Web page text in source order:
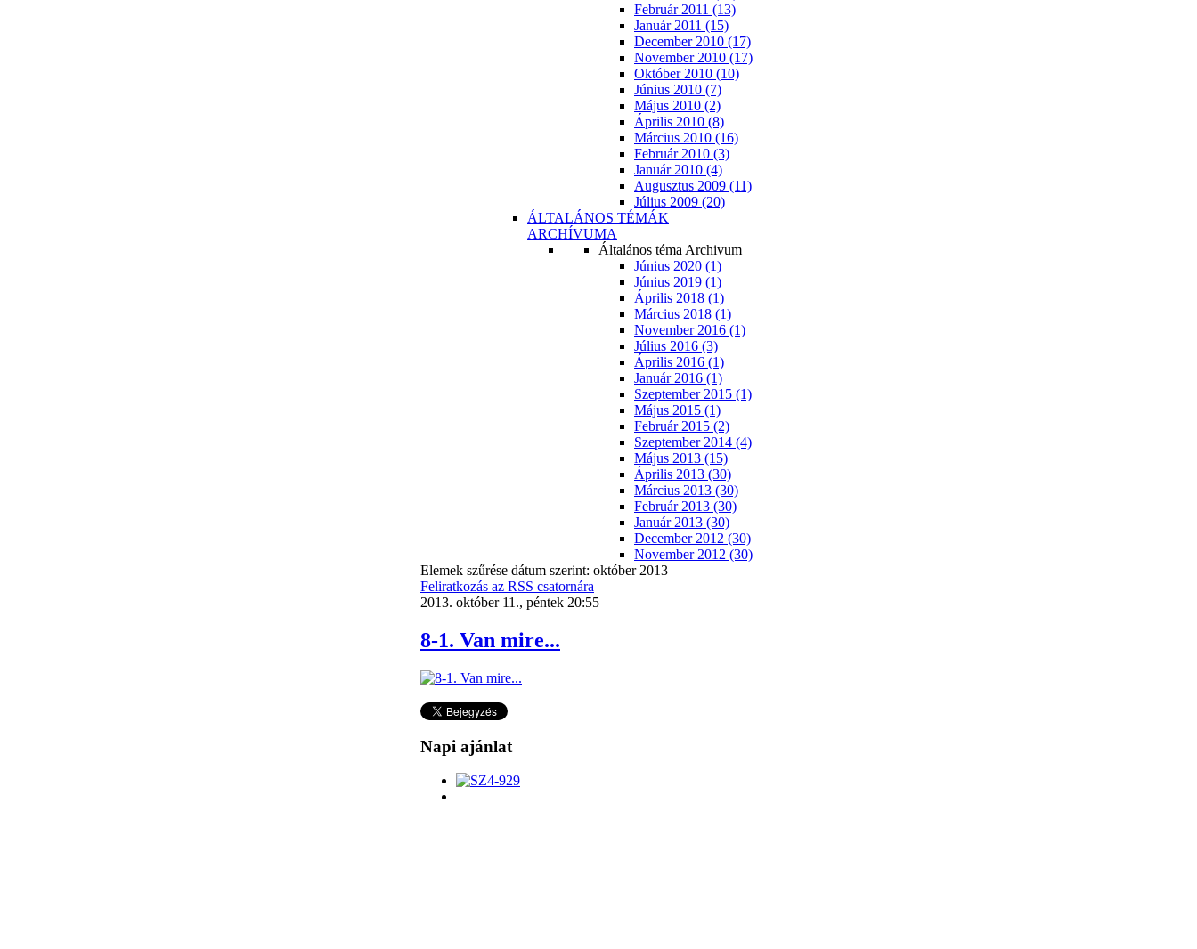
Február 2011 (13)
Január 2011 (15)
December 2010 (17)
November 2010 (17)
Október 2010 (10)
Június 2010 (7)
Május 2010 (2)
Április 2010 (8)
Március 2010 (16)
Február 2010 (3)
Január 2010 (4)
Augusztus 2009 (11)
Július 2009 (20)
ÁLTALÁNOS TÉMÁK
ARCHÍVUMA
Általános téma Archivum
Június 2020 (1)
Június 2019 (1)
Április 2018 (1)
Március 2018 (1)
November 2016 (1)
Július 2016 (3)
Április 2016 (1)
Január 2016 (1)
Szeptember 2015 (1)
Május 2015 (1)
Február 2015 (2)
Szeptember 2014 (4)
Május 2013 (15)
Április 2013 (30)
Március 2013 (30)
Február 2013 (30)
Január 2013 (30)
December 2012 (30)
November 2012 (30)
Elemek szűrése dátum szerint: október 2013
Feliratkozás az RSS csatornára
2013. október 11., péntek 20:55
8-1. Van mire...
Napi ajánlat